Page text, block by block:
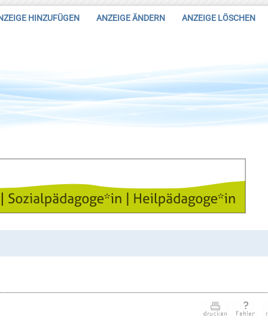
HINZUFÜGEN ANZEIGE ÄNDERN ANZEIGE LÖSCHEN